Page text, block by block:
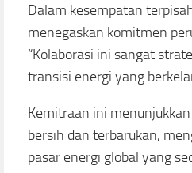
Dalam kesempatan
menegaskan komitmen
“Kolaborasi ini sangat
transisi energi yang
Kemitraan ini
bersih dan terbarukan,
pasar energi global yang